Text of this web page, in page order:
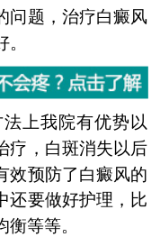
问题，治疗白癜风
上我院有优势以
疗，白斑消失以后
效预防了白癜风的
还要做好护理，比
等等。